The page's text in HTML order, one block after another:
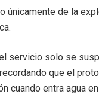
únicamente de la
servicio solo se
que el
cuando entra agua